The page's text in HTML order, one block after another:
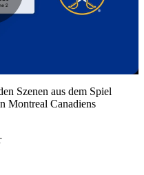
Szenen aus dem Spiel
Montreal Canadiens